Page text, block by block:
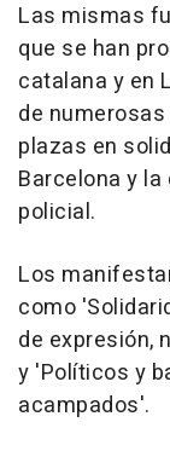
Las mismas
que se han
catalana y en
de
plazas en
Barcelona y
policial.
Los
como
de expresión,
y 'Políticos y
acampados'.